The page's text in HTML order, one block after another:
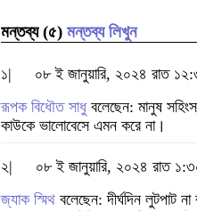
মন্তব্য (৫) মন্তব্য লিখুন
১|
০৮ ই জানুয়ারি, ২০২৪ রাত
রূপক বিধৌত সাধুবলেছেন: মানুষ
কাউকে ভালোবেসে এমন করে না।
২|
০৮ ই জানুয়ারি, ২০২৪ রাত
জ্যাক স্মিথ বলেছেন: দীর্ঘদিন লুটপাট